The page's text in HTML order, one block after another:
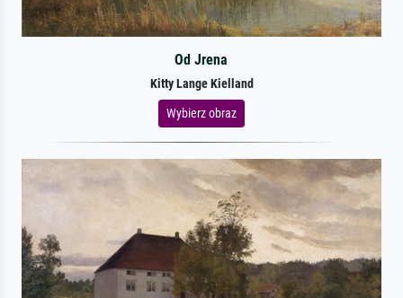
Od Jrena
Kitty Lange Kielland
Wybierz obraz